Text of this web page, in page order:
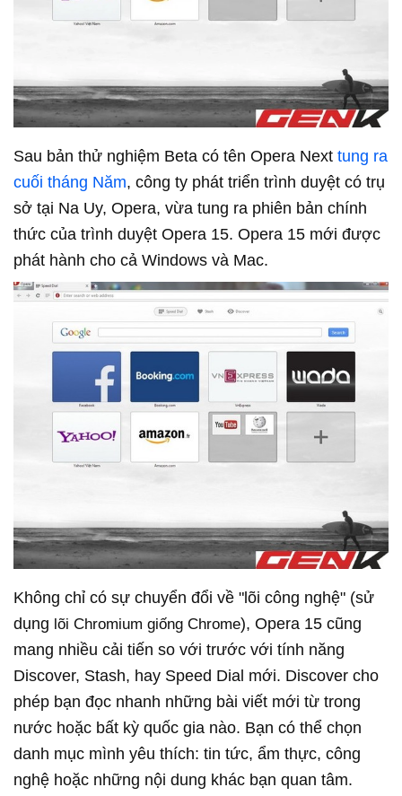
Sau bản thử nghiệm Beta có tên Opera Next tung ra
cuối tháng Năm, công ty phát triển trình duyệt có trụ
sở tại Na Uy, Opera, vừa tung ra phiên bản chính
thức của trình duyệt Opera 15. Opera 15 mới được
phát hành cho cả Windows và Mac.
Không chỉ có sự chuyển đổi về "lõi công nghệ" (sử
dụng lõi Chromium giống Chrome), Opera 15 cũng
mang nhiều cải tiến so với trước với tính năng
Discover, Stash, hay Speed Dial mới. Discover cho
phép bạn đọc nhanh những bài viết mới từ trong
nước hoặc bất kỳ quốc gia nào. Bạn có thể chọn
danh mục mình yêu thích: tin tức, ẩm thực, công
nghệ hoặc những nội dung khác bạn quan tâm.